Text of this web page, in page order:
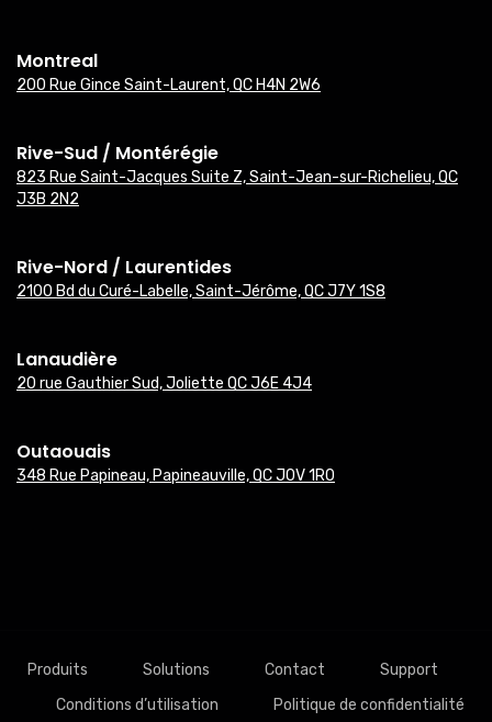
Montreal
200 Rue Gince Saint-Laurent, QC H4N 2W6
Rive-Sud / Montérégie
823 Rue Saint-Jacques Suite Z, Saint-Jean-sur-Richelieu, QC
J3B 2N2
Rive-Nord / Laurentides
2100 Bd du Curé-Labelle, Saint-Jérôme, QC J7Y 1S8
Lanaudière
20 rue Gauthier Sud, Joliette QC J6E 4J4
Outaouais
348 Rue Papineau, Papineauville, QC J0V 1R0
Produits Solutions Contact
Support
Conditions d’utilisation
Politique de confidentialité